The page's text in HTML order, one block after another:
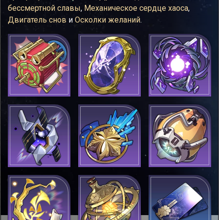
бессмертной славы, Механическое сердце хаоса,
Двигатель снов и Осколки желаний.